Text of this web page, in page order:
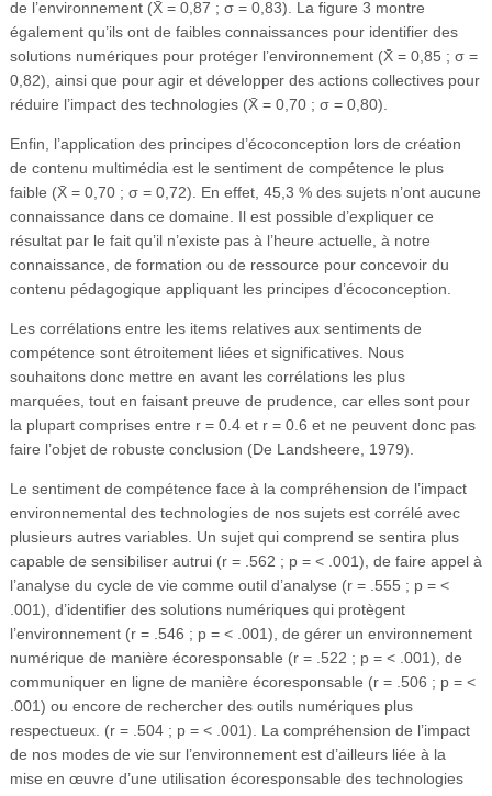
de l’environnement (X̄ = 0,87 ; σ = 0,83). La figure 3 montre
également qu’ils ont de faibles connaissances pour identifier des
solutions numériques pour protéger l’environnement (X̄ = 0,85 ; σ =
0,82), ainsi que pour agir et développer des actions collectives pour
réduire l’impact des technologies (X̄ = 0,70 ; σ = 0,80).
Enfin, l’application des principes d’écoconception lors de création
de contenu multimédia est le sentiment de compétence le plus
faible (X̄ = 0,70 ; σ = 0,72). En effet, 45,3 % des sujets n’ont aucune
connaissance dans ce domaine. Il est possible d’expliquer ce
résultat par le fait qu’il n’existe pas à l’heure actuelle, à notre
connaissance, de formation ou de ressource pour concevoir du
contenu pédagogique appliquant les principes d’écoconception.
Les corrélations entre les items relatives aux sentiments de
compétence sont étroitement liées et significatives. Nous
souhaitons donc mettre en avant les corrélations les plus
marquées, tout en faisant preuve de prudence, car elles sont pour
la plupart comprises entre r = 0.4 et r = 0.6 et ne peuvent donc pas
faire l’objet de robuste conclusion (De Landsheere, 1979).
Le sentiment de compétence face à la compréhension de l’impact
environnemental des technologies de nos sujets est corrélé avec
plusieurs autres variables. Un sujet qui comprend se sentira plus
capable de sensibiliser autrui (r = .562 ; p = < .001), de faire appel à
l’analyse du cycle de vie comme outil d’analyse (r = .555 ; p = <
.001), d’identifier des solutions numériques qui protègent
l’environnement (r = .546 ; p = < .001), de gérer un environnement
numérique de manière écoresponsable (r = .522 ; p = < .001), de
communiquer en ligne de manière écoresponsable (r = .506 ; p = <
.001) ou encore de rechercher des outils numériques plus
respectueux. (r = .504 ; p = < .001). La compréhension de l’impact
de nos modes de vie sur l’environnement est d’ailleurs liée à la
mise en œuvre d’une utilisation écoresponsable des technologies